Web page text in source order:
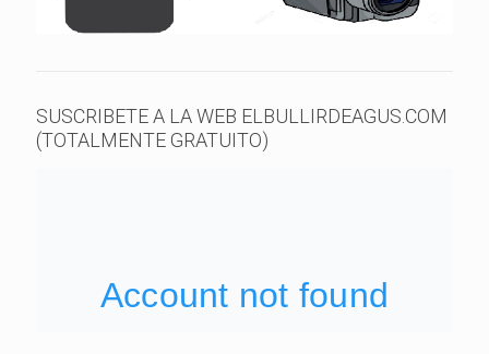
SUSCRIBETE A LA WEB ELBULLIRDEAGUS.COM
(TOTALMENTE GRATUITO)